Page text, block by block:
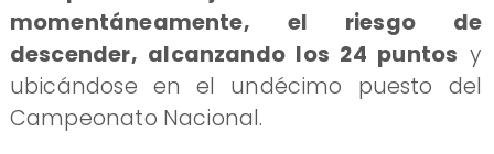
momentáneamente, el riesgo de
descender, alcanzando los 24 puntos y
ubicándose en el undécimo puesto del
Campeonato Nacional.